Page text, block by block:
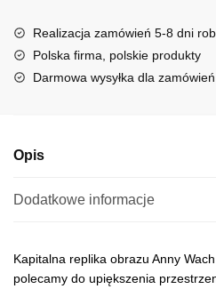
a
t
i
Realizacja zamówień 5-8 dni
Polska firma, polskie produkty
Darmowa wysyłka dla
Opis
Dodatkowe informacje
Kapitalna replika obrazu Anny
polecamy do upiększenia